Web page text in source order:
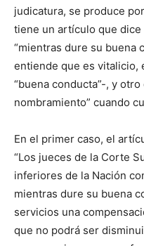
judicatura, se produce
tiene un artículo que
“mientras dure su buena
entiende que es vitalicio,
“buena conducta”-, y
nombramiento” cuando
En el primer caso, el
“Los jueces de la Corte
inferiores de la Nación
mientras dure su buena
servicios una
que no podrá ser